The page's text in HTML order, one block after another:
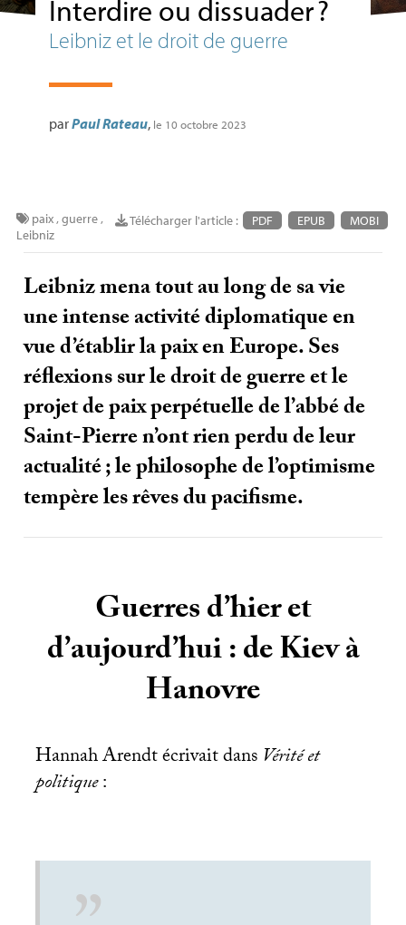
Interdire ou dissuader?
Leibniz et le droit de guerre
parPaul Rateau, le 10 octobre 2023
Télécharger l'article : PDF EPUB MOBI
paix,guerre,
Leibniz
Leibniz mena tout au long de sa vie
une intense activité diplomatique en
vue d’établir la paix en Europe. Ses
réflexions sur le droit de guerre et le
projet de paix perpétuelle de l’abbé de
Saint-Pierre n’ont rien perdu de leur
actualité; le philosophe de l’optimisme
tempère les rêves du pacifisme.
Guerres d’hier et
d’aujourd’hui : de Kiev à
Hanovre
Hannah Arendt écrivait dans Vérité et
politique: